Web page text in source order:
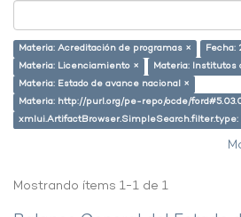
Materia: Acreditación de programas ×
Fecha:
Materia: Licenciamiento ×
Materia: Institutos
Materia: Estado de avance nacional ×
Materia: http://purl.org/pe-repo/ocde/
Mostrando ítems 1-1 de 1